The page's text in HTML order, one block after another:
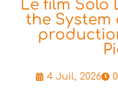
Le film Solo
the System
4 Juil, 2026